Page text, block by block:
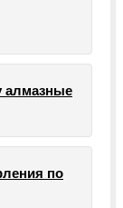
алмазные
по